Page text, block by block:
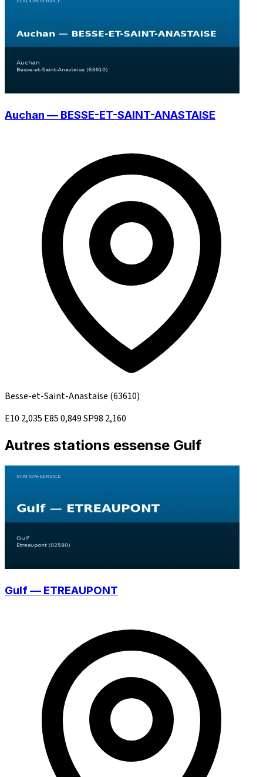
Auchan — BESSE-ET-SAINT-ANASTAISE
Besse-et-Saint-Anastaise (63610)
E10 2,035 E850,849SP98 2,160
Autres stations essense Gulf
Gulf — ETREAUPONT